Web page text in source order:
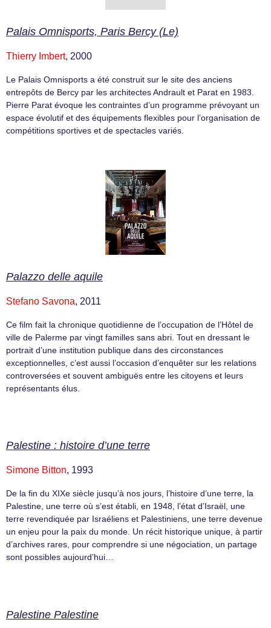
Palais Omnisports, Paris Bercy (Le)
Thierry Imbert, 2000
Le Palais Omnisports a été construit sur le site des anciens
entrepôts de Bercy par les architectes Andrault et Parat en 1983.
Pierre Parat évoque les contraintes d’un programme prévoyant un
espace évolutif et des équipements flexibles pour l’organisation de
compétitions sportives et de spectacles variés.
Palazzo delle aquile
Stefano Savona, 2011
Ce film fait la chronique quotidienne de l’occupation de l’Hôtel de
ville de Palerme par vingt familles sans abri. Tout en dressant le
portrait d’une institution publique dans des circonstances
exceptionnelles, c’est aussi l’occasion d’enquêter sur les relations
controversées et souvent ambiguës entre les citoyens et leurs
représentants élus.
Palestine : histoire d’une terre
Simone Bitton, 1993
De la fin du XIXe siècle jusqu’à nos jours, l’histoire d’une terre, la
Palestine, une terre où s’est établi, en 1948, l’état d’Israël, une
terre revendiquée par Israéliens et Palestiniens, une terre devenue
un enjeu pour la paix du monde. Un récit historique unique, à partir
d’archives rares, pour comprendre si une négociation, un partage
sont possibles aujourd’hui…
Palestine Palestine